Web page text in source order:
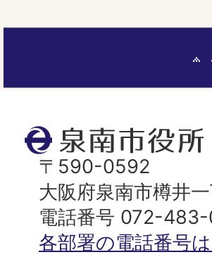
泉
南
市
役
所
〒590-0592
大阪府泉南市樽井
電話番号 072-483-
各部署の電話番号